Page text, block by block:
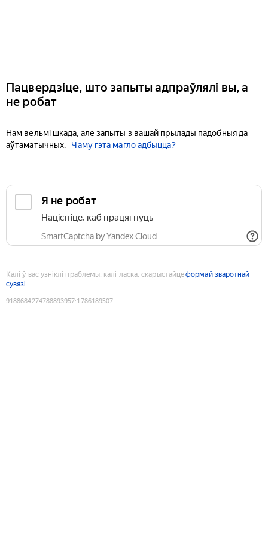
Пацвердзіце, што запыты адпраўлялі вы, а
не робат
Нам вельмі шкада, але запыты з вашай прылады падобныя да
аўтаматычных.
Чаму гэта магло адбыцца?
Я не робат
Націсніце, каб працягнуць
SmartCaptcha by Yandex Cloud
Калі ў вас узніклі праблемы, калі ласка, скарыстайцеформай зваротнай
сувязі
9188684274788893957:1786189507